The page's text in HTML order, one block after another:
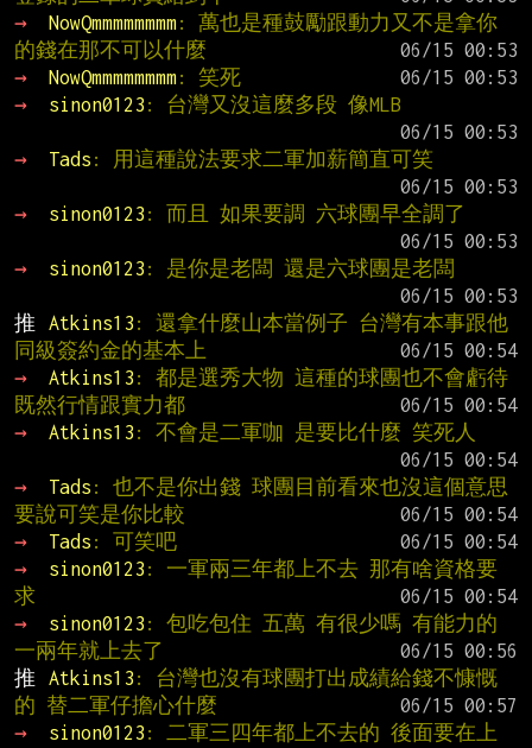
→
NowQmmmmmmmm: 萬也是種鼓勵跟動力又不是拿你
的錢在那不可以什麼
→
NowQmmmmmmmm: 笑死
→
sinon0123 : 台灣又沒這麼多段 像MLB
→
Tads : 用這種說法要求二軍加薪簡直可笑
→
sinon0123 : 而且 如果要調 六球團早全調了
→
sinon0123 : 是你是老闆 還是六球團是老闆
推
Atkins13 : 還拿什麼山本當例子 台灣有本事跟他
同級簽約金的基本上
→
Atkins13 : 都是選秀大物 這種的球團也不會虧待
既然行情跟實力都
→
Atkins13 : 不會是二軍咖 是要比什麼 笑死人
→
Tads : 也不是你出錢 球團目前看來也沒這個意思
要說可笑是你比較
→
Tads : 可笑吧
→
sinon0123 : 一軍兩三年都上不去 那有啥資格要
求
→
sinon0123 : 包吃包住 五萬 有很少嗎 有能力的
一兩年就上去了
推
Atkins13 : 台灣也沒有球團打出成績給錢不慷慨
的 替二軍仔擔心什麼
→
sinon0123 : 二軍三四年都上不去的 後面要在上